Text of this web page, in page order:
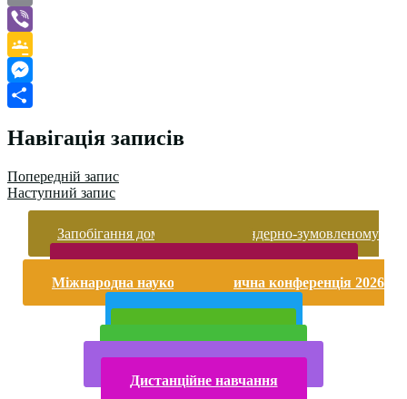
Email
Viber
Google
Classroom
Messenger
Навігація записів
Попередній запис
Наступний запис
Запобігання домашньому та гендерно-зумовленому
Міжнародна науково-практична конференція 2026
Дистанційне навчання